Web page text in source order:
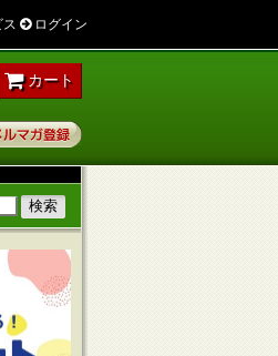
ログイン
カート